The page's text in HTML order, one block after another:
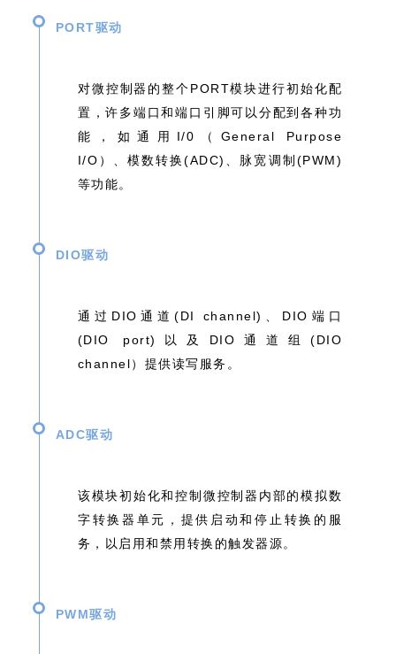
PORT驱动
对微控制器的整个PORT模块进行初始化配
置，许多端⼝和端⼝引脚可以分配到各种功
能，如通用I/0（General Purpose
I/O）、模数转换(ADC)、脉宽调制(PWM)
等功能。
DIO驱动
通过DIO通道(DI channel)、DIO端口
(DIO port)以及DIO通道组(DIO
channel）提供读写服务。
ADC驱动
该模块初始化和控制微控制器内部的模拟数
字转换器单元，提供启动和停⽌转换的服
务，以启⽤和禁⽤转换的触发器源。
PWM驱动